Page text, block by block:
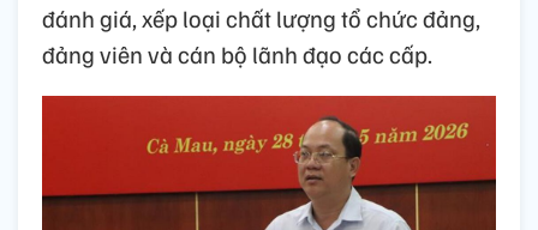
đánh giá, xếp loại chất lượng tổ chức đảng,
đảng viên và cán bộ lãnh đạo các cấp.